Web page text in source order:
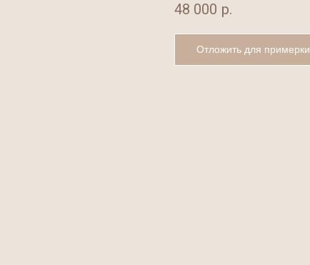
48 000 р.
Отложить для примерки